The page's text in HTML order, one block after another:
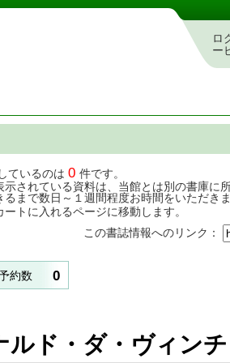
索・予約システム
ロ
ー
ているのは 0 件です。
されている資料は、当館とは別の書庫に
まで数日～１週間程度お時間をいただき
トに入れるページに移動します。
この書誌情報へのリンク：
約数 0
ルド・ダ・